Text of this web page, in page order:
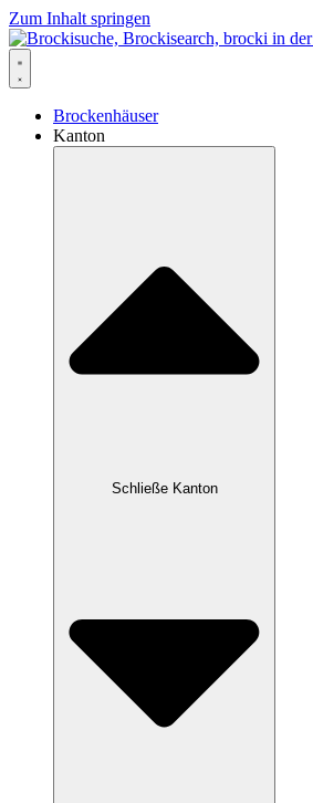
Zum Inhalt springen
Brockenhäuser
Kanton
Schließe Kanton